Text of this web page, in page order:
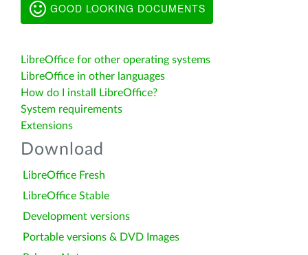
GOOD LOOKING DOCUMENTS
LibreOffice for other operating systems
LibreOffice in other languages
How do I install LibreOffice?
System requirements
Extensions
Download
LibreOffice Fresh
LibreOffice Stable
Development versions
Portable versions & DVD Images